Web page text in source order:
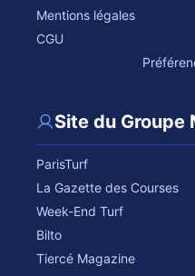
Mentions légales
CGU
Site du Groupe
ParisTurf
La Gazette des Courses
Week-End Turf
Bilto
Tiercé Magazine